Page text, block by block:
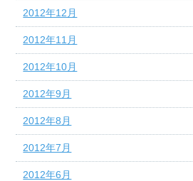
2012年12月
2012年11月
2012年10月
2012年9月
2012年8月
2012年7月
2012年6月